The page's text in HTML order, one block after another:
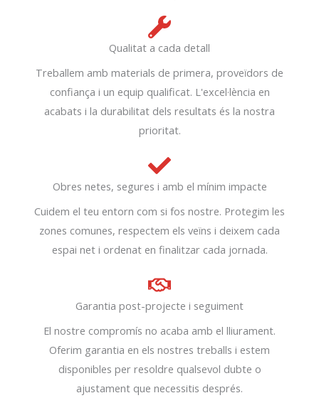
Qualitat a cada detall
Treballem amb materials de primera, proveïdors de
confiança i un equip qualificat. L'excel·lència en
acabats i la durabilitat dels resultats és la nostra
prioritat.
Obres netes, segures i amb el mínim impacte
Cuidem el teu entorn com si fos nostre. Protegim les
zones comunes, respectem els veïns i deixem cada
espai net i ordenat en finalitzar cada jornada.
Garantia post-projecte i seguiment
El nostre compromís no acaba amb el lliurament.
Oferim garantia en els nostres treballs i estem
disponibles per resoldre qualsevol dubte o
ajustament que necessitis després.